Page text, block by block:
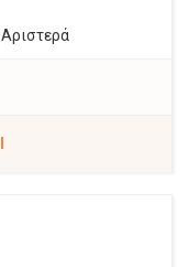
Αριστερά